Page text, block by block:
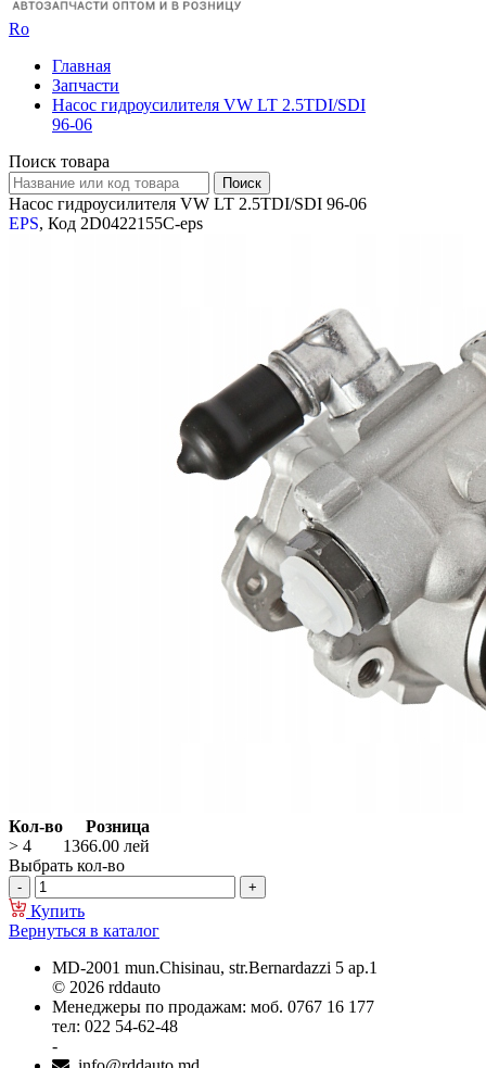
Ro
Главная
Запчасти
Насос гидроусилителя VW LT 2.5TDI/SDI
96-06
Поиск товара
Насос гидроусилителя VW LT 2.5TDI/SDI 96-06
EPS, Код 2D0422155C-eps
Кол-во
Розница
> 4
1366.00 лей
Выбрать кол-во
Купить
Вернуться в каталог
MD-2001 mun.Chisinau, str.Bernardazzi 5 ap.1
© 2026 rddauto
Менеджеры по продажам: моб. 0767 16 177
тел: 022 54-62-48
-